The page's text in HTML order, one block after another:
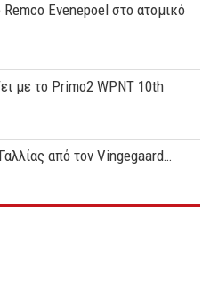
Evenepoel στο ατομικό
με το Primo2 WPNT 10th
από τον Vingegaard…